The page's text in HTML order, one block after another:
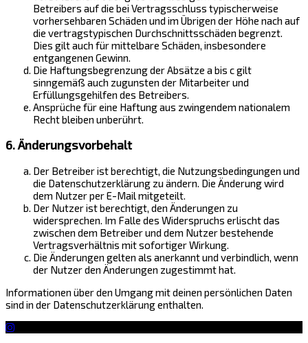
Betreibers auf die bei Vertragsschluss typischerweise
vorhersehbaren Schäden und im Übrigen der Höhe nach auf
die vertragstypischen Durchschnittsschäden begrenzt.
Dies gilt auch für mittelbare Schäden, insbesondere
entgangenen Gewinn.
Die Haftungsbegrenzung der Absätze a bis c gilt
sinngemäß auch zugunsten der Mitarbeiter und
Erfüllungsgehilfen des Betreibers.
Ansprüche für eine Haftung aus zwingendem nationalem
Recht bleiben unberührt.
6. Änderungsvorbehalt
Der Betreiber ist berechtigt, die Nutzungsbedingungen und
die Datenschutzerklärung zu ändern. Die Änderung wird
dem Nutzer per E-Mail mitgeteilt.
Der Nutzer ist berechtigt, den Änderungen zu
widersprechen. Im Falle des Widerspruchs erlischt das
zwischen dem Betreiber und dem Nutzer bestehende
Vertragsverhältnis mit sofortiger Wirkung.
Die Änderungen gelten als anerkannt und verbindlich, wenn
der Nutzer den Änderungen zugestimmt hat.
Informationen über den Umgang mit deinen persönlichen Daten
sind in der Datenschutzerklärung enthalten.